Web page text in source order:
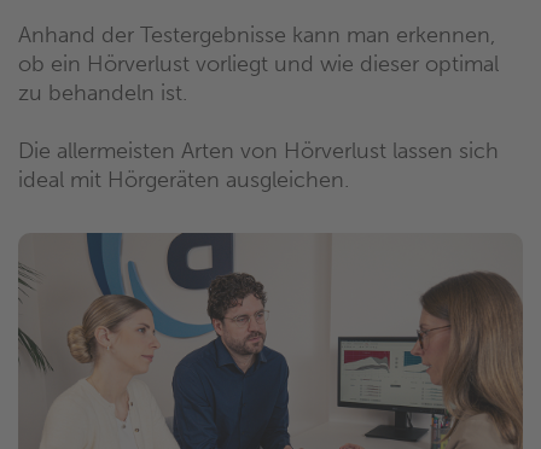
Anhand der Testergebnisse kann man erkennen,
ob ein Hörverlust vorliegt und wie dieser optimal
zu behandeln ist.
Die allermeisten Arten von Hörverlust lassen sich
ideal mit Hörgeräten ausgleichen.